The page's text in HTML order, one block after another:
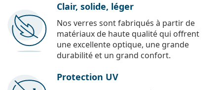
Clair, solide, léger
Nos verres sont fabriqués à partir de
matériaux de haute qualité qui offrent
une excellente optique, une grande
durabilité et un grand confort.
Protection UV